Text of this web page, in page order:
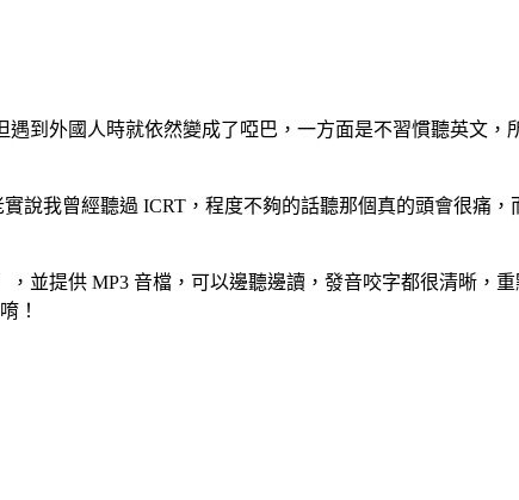
到外國人時就依然變成了啞巴，一方面是不習慣聽英文，
說我曾經聽過 ICRT，程度不夠的話聽那個真的頭會很痛
並提供 MP3 音檔，可以邊聽邊讀，發音咬字都很清晰，
！